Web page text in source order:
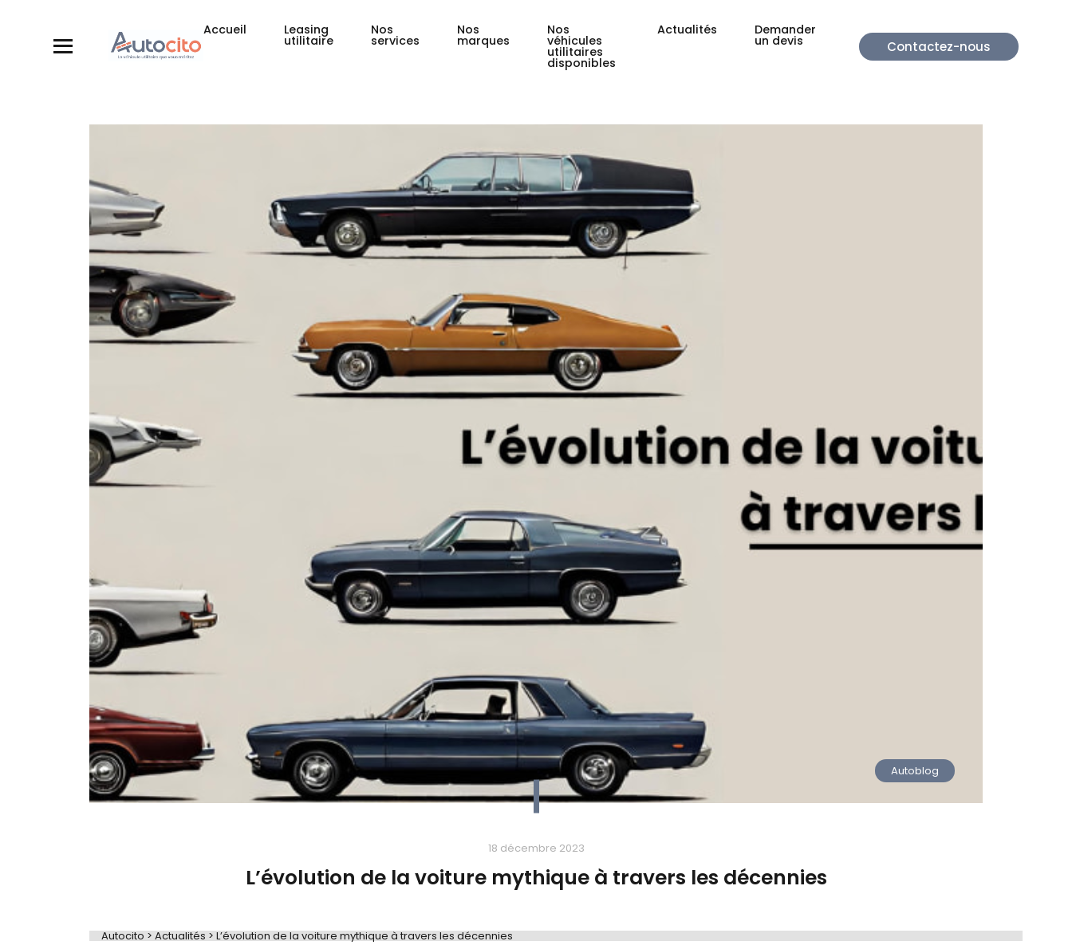
Accueil Leasing
utilitaire
Nos
services
Nos
marques
Nos
véhicules
utilitaires
disponibles
Actualités Demander
un devis Contactez-nous
Autoblog
18 décembre 2023
L’évolution de la voiture mythique à travers les décennies
Autocito > Actualités > L’évolution de la voiture mythique à travers les décennies